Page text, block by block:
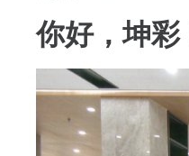
你好，坤